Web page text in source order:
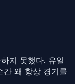
지 못했다. 유일
간 왜 항상 경기를